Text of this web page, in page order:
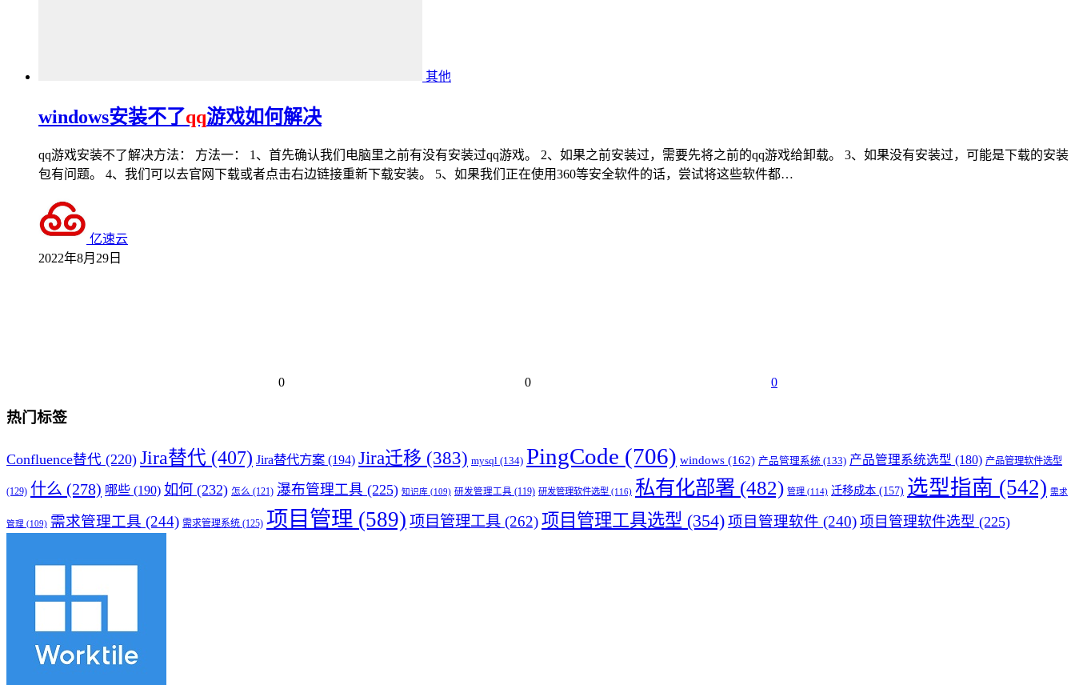
其他
windows安装不了qq游戏如何解决
qq游戏安装不了解决方法： 方法一： 1、首先确认我们电脑里之前有没有安装过qq游戏。 2、如果之前安装过，需要先将之前的qq游戏给卸载。 3、如果没有安装过，可能是下载的安装
包有问题。 4、我们可以去官网下载或者点击右边链接重新下载安装。 5、如果我们正在使用360等安全软件的话，尝试将这些软件都…
亿速云
2022年8月29日
0 0 0
热门标签
Confluence替代 (220) Jira替代 (407) Jira替代方案 (194) Jira迁移 (383) mysql (134) PingCode (706) windows (162) 产品管理系统 (133) 产品管理系统选型 (180) 产品管理软件选型
(129) 什么 (278) 哪些 (190) 如何 (232) 怎么 (121) 瀑布管理工具 (225) 知识库 (109) 研发管理工具 (119) 研发管理软件选型 (116) 私有化部署 (482) 管理 (114) 迁移成本 (157) 选型指南 (542) 需求
管理 (109) 需求管理工具 (244) 需求管理系统 (125) 项目管理 (589) 项目管理工具 (262)项目管理工具选型 (354) 项目管理软件 (240) 项目管理软件选型 (225)